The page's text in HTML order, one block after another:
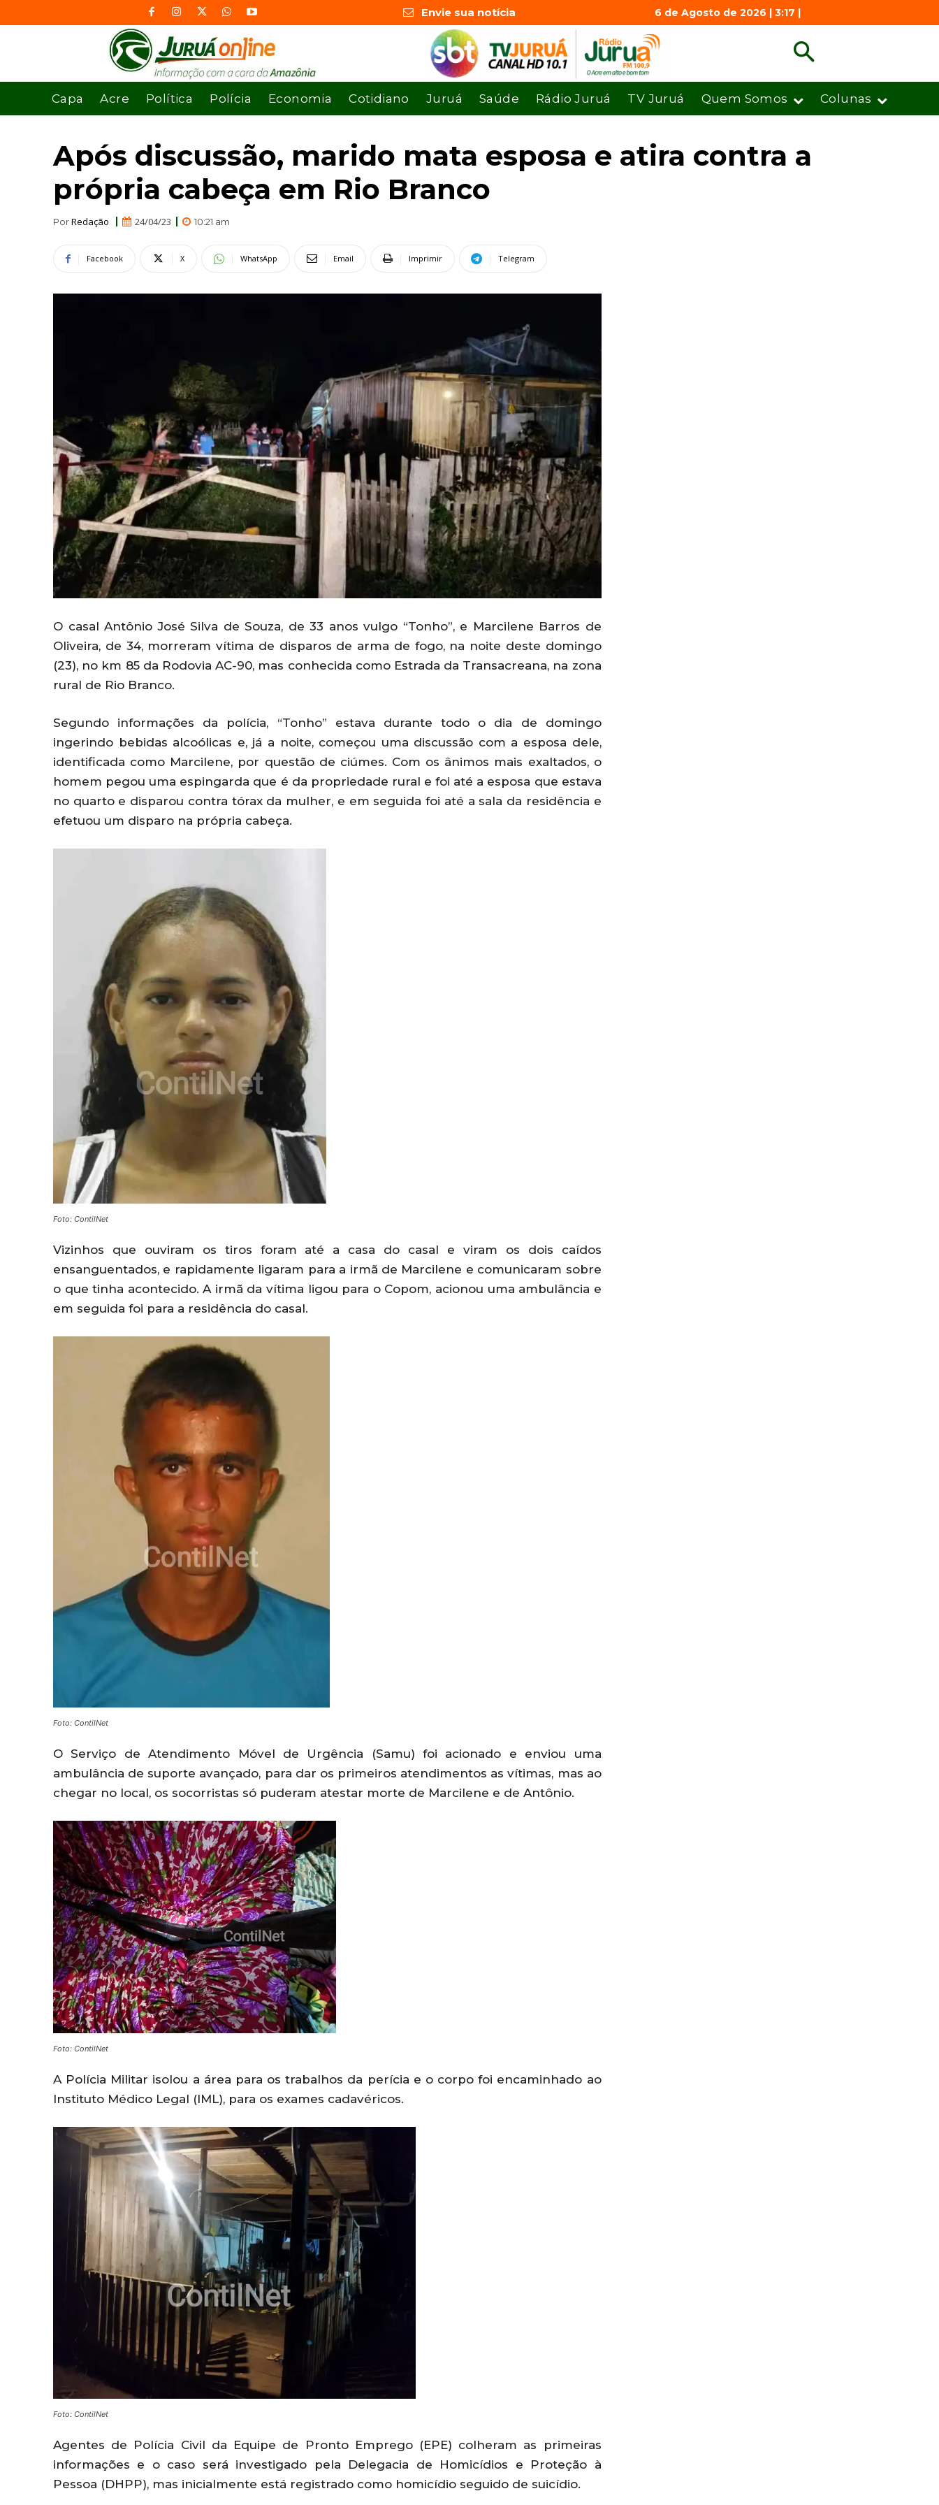
Envie sua notícia 6 de Agosto de 2026 | 3:17 |
Capa Acre Política Polícia Economia Cotidiano Juruá Saúde Rádio Juruá TV Juruá Quem Somos Colunas
Após discussão, marido mata esposa e atira contra a
própria cabeça em Rio Branco
PorRedação 24/04/23 10:21 am
Facebook X WhatsApp Email Imprimir Telegram
O casal Antônio José Silva de Souza, de 33 anos vulgo “Tonho”, e Marcilene Barros de
Oliveira, de 34, morreram vítima de disparos de arma de fogo, na noite deste domingo
(23), no km 85 da Rodovia AC-90, mas conhecida como Estrada da Transacreana, na zona
rural de Rio Branco.
Segundo informações da polícia, “Tonho” estava durante todo o dia de domingo
ingerindo bebidas alcoólicas e, já a noite, começou uma discussão com a esposa dele,
identificada como Marcilene, por questão de ciúmes. Com os ânimos mais exaltados, o
homem pegou uma espingarda que é da propriedade rural e foi até a esposa que estava
no quarto e disparou contra tórax da mulher, e em seguida foi até a sala da residência e
efetuou um disparo na própria cabeça.
Foto: ContilNet
Vizinhos que ouviram os tiros foram até a casa do casal e viram os dois caídos
ensanguentados, e rapidamente ligaram para a irmã de Marcilene e comunicaram sobre
o que tinha acontecido. A irmã da vítima ligou para o Copom, acionou uma ambulância e
em seguida foi para a residência do casal.
Foto: ContilNet
O Serviço de Atendimento Móvel de Urgência (Samu) foi acionado e enviou uma
ambulância de suporte avançado, para dar os primeiros atendimentos as vítimas, mas ao
chegar no local, os socorristas só puderam atestar morte de Marcilene e de Antônio.
Foto: ContilNet
A Polícia Militar isolou a área para os trabalhos da perícia e o corpo foi encaminhado ao
Instituto Médico Legal (IML), para os exames cadavéricos.
Foto: ContilNet
Agentes de Polícia Civil da Equipe de Pronto Emprego (EPE) colheram as primeiras
informações e o caso será investigado pela Delegacia de Homicídios e Proteção à
Pessoa (DHPP), mas inicialmente está registrado como homicídio seguido de suicídio.